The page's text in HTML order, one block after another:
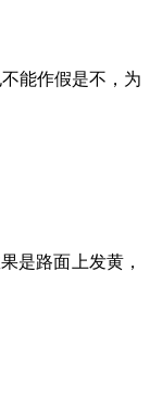
能作假是不，为
是路面上发黄，